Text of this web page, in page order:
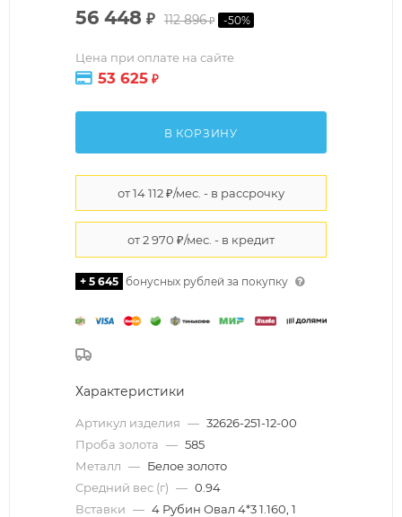
56 448 ₽ 112 896₽ -50%
Цена при оплате на сайте
53 625 ₽
В КОРЗИНУ
+ 5 645 бонусных рублей за покупку
Характеристики
Артикул изделия — 32626-251-12-00
Проба золота — 585
Металл — Белое золото
Средний вес (г) — 0.94
Вставки — 4 Рубин Овал 4*3 1.160, 1